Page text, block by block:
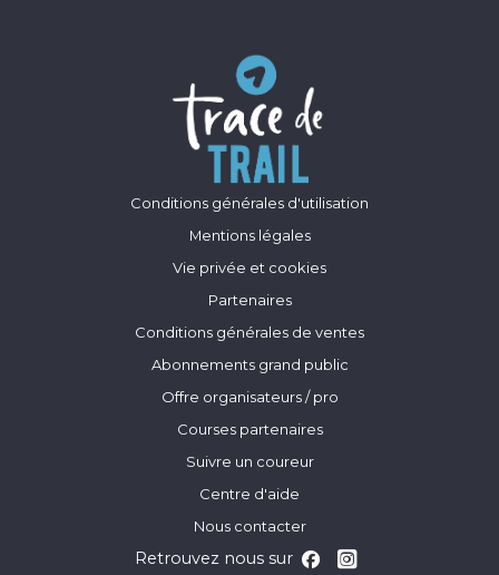
Conditions générales d'utilisation
Mentions légales
Vie privée et cookies
Partenaires
Conditions générales de ventes
Abonnements grand public
Offre organisateurs / pro
Courses partenaires
Suivre un coureur
Centre d'aide
Nous contacter
Retrouvez nous sur